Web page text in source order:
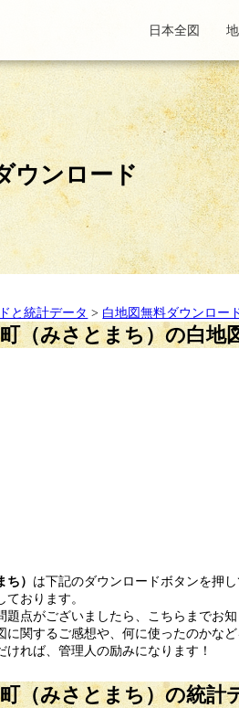
日本全図
ウンロード
と統計データ > 白地図無料ダウンロー
（みさとまち）の白地
） は下記のダウンロードボタンを押し
おります。
点がございましたら、こちらまでお知
に関するご感想や、何に使ったのかな
れば、管理人の励みになります！
（みさとまち）の統計